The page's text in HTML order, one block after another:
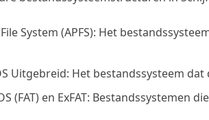
System (APFS): Het
Uitgebreid: Het bestandssysteem
(FAT) en ExFAT: Bestandssystemen